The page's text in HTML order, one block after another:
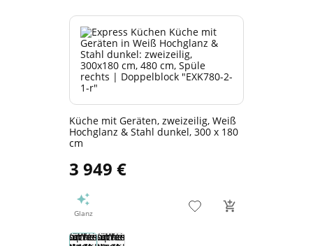
Küche mit Geräten, zweizeilig, Weiß
Hochglanz & Stahl dunkel, 300 x 180
cm
3 949 €
Glanz